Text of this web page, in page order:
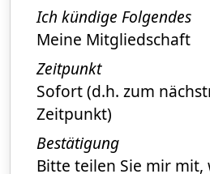
Ich kündige Folgendes
Meine Mitgliedschaft
Zeitpunkt
Sofort (d.h. zum
Zeitpunkt)
Bestätigung
Bitte teilen Sie mir mit,